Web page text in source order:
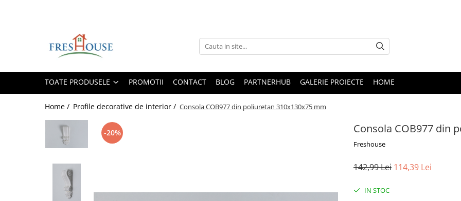
Profile decorative de exterior
Solbancuri Fereastra
Console de exterior
Colțare de exterior
Pilaștri de exterior
Coloane de exterior
TOATE PRODUSELE PROMOTII CONTACT BLOG PARTNERHUB GALERIE PROIECTE HOME
Home / Profile decorative de interior / Consola COB977 din poliuretan 310x130x75 mm
Consola COB977 din
Freshouse
-20%
142,99 Lei 114,39 Lei
IN STOC